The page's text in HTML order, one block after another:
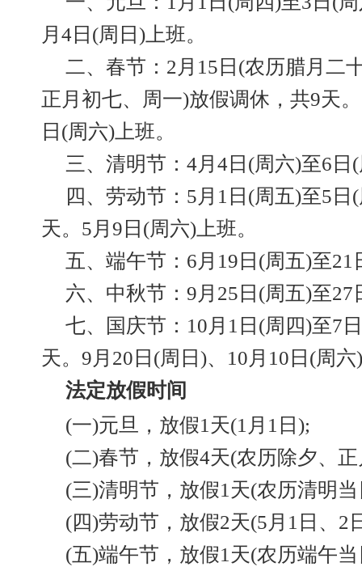
月4日(周日)上班。
二、春节：2月15日(农历腊月二
正月初七、周一)放假调休，共9天
日(周六)上班。
三、清明节：4月4日(周六)至6日
四、劳动节：5月1日(周五)至5
天。5月9日(周六)上班。
五、端午节：6月19日(周五)至
六、中秋节：9月25日(周五)至
七、国庆节：10月1日(周四)至7
天。9月20日(周日)、10月10日(周
法定放假时间
(一)元旦，放假1天(1月1日);
(二)春节，放假4天(农历除夕、
(三)清明节，放假1天(农历清明
(四)劳动节，放假2天(5月1日、2
(五)端午节，放假1天(农历端午